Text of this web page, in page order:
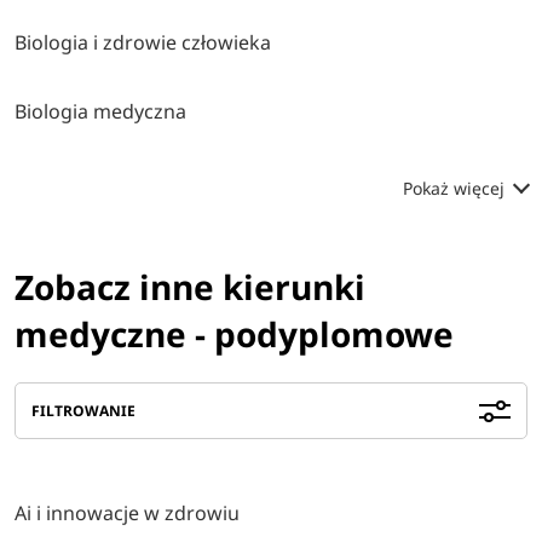
Biologia i zdrowie człowieka
Biologia medyczna
Pokaż więcej
Zobacz inne kierunki
medyczne - podyplomowe
FILTROWANIE
Ai i innowacje w zdrowiu